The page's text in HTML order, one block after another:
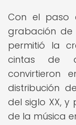
Con el paso
grabación de
permitió la
cintas de
convirtieron
distribución
del siglo XX,
de la música